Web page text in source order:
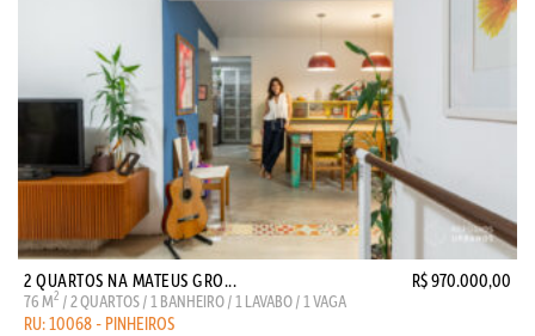
2 QUARTOS NA MATEUS GRO... R$ 970.000,00
76 M2 / 2 QUARTOS / 1 BANHEIRO / 1 LAVABO / 1 VAGA
RU: 10068 - PINHEIROS